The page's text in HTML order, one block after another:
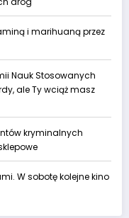
i marihuaną przez
Nauk Stosowanych
ale Ty wciąż masz
kryminalnych
W sobotę kolejne kino